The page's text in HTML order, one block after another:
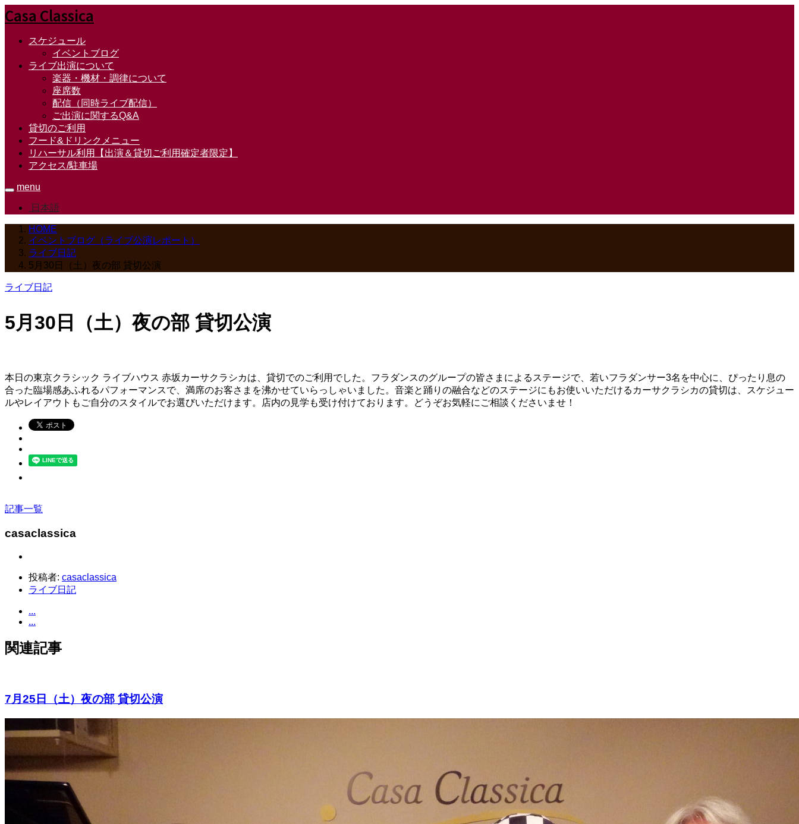
Casa Classica
スケジュール
イベントブログ
ライブ出演について
楽器・機材・調律について
座席数
配信（同時ライブ配信）
ご出演に関するQ&A
貸切のご利用
フード&ドリンクメニュー
リハーサル利用【出演＆貸切ご利用確定者限定】
アクセス/駐車場
menu
日本語
HOME
イベントブログ（ライブ公演レポート）
ライブ日記
5月30日（土）夜の部 貸切公演
ライブ日記
5月30日（土）夜の部 貸切公演
本日の東京クラシック ライブハウス 赤坂カーサクラシカは、貸切でのご利用でした。フラダンスのグループの皆さまによるステージで、若いフラダンサー3名を中心に、ぴったり息の
合った臨場感あふれるパフォーマンスで、満席のお客さまを沸かせていらっしゃいました。音楽と踊りの融合などのステージにもお使いいただけるカーサクラシカの貸切は、スケジュー
ルやレイアウトもご自分のスタイルでお選びいただけます。店内の見学も受け付けております。どうぞお気軽にご相談くださいませ！
記事一覧
casaclassica
投稿者: casaclassica
ライブ日記
...
...
関連記事
7月25日（土）夜の部 貸切公演